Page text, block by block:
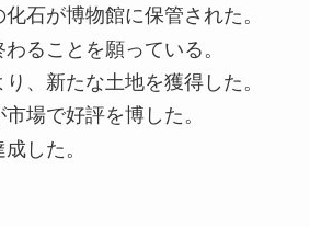
石が博物館に保管された。
ることを願っている。
、新たな土地を獲得した。
場で好評を博した。
した。